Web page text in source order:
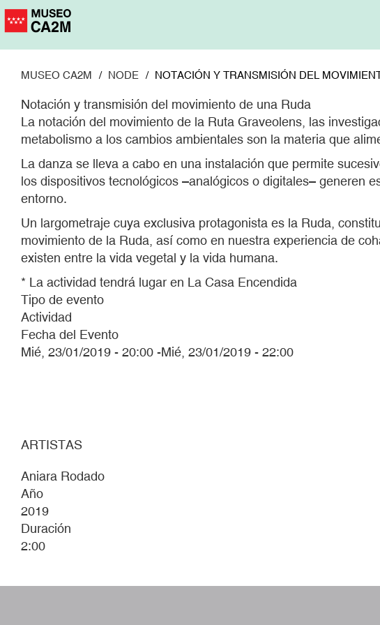
Pasar
MUSEO CA2M NODE NOTACIÓN Y TRANSMISIÓN DEL
Notación y transmisión del movimiento de una Ruda
La notación del movimiento de la Ruta Graveolens, las
metabolismo a los cambios ambientales son la materia que
La danza se lleva a cabo en una instalación que permite
los dispositivos tecnológicos –analógicos o digitales– generen
entorno.
Un largometraje cuya exclusiva protagonista es la Ruda,
movimiento de la Ruda, así como en nuestra experiencia de
existen entre la vida vegetal y la vida humana.
* La actividad tendrá lugar en La Casa Encendida
Tipo de evento
Actividad
Fecha del Evento
Mié, 23/01/2019 - 20:00 -Mié, 23/01/2019 - 22:00
ARTISTAS
Aniara Rodado
Año
2019
Duración
2:00